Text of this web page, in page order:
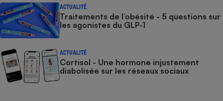
ACTUALITÉ
Traitements de l’obésité - 5 questions sur
les agonistes du GLP-1
ACTUALITÉ
Cortisol - Une hormone injustement
diabolisée sur les réseaux sociaux